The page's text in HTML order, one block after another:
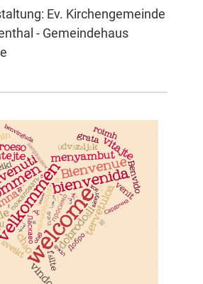
Ev. Kirchengemeinde
- Gemeindehaus